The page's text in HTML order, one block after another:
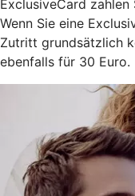
ExclusiveCard
Wenn Sie eine
Zutritt grundsätzlich
ebenfalls für 30 Euro.